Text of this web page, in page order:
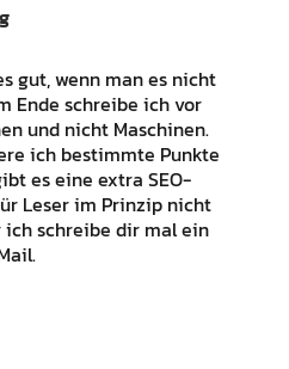
gut, wenn man es nicht
Ende schreibe ich vor
und nicht Maschinen.
ich bestimmte Punkte
es eine extra SEO-
Leser im Prinzip nicht
schreibe dir mal ein